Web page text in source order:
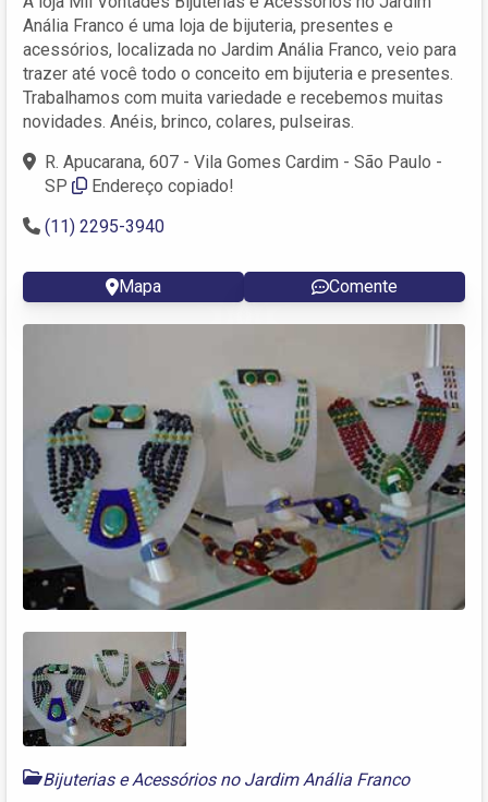
Anália Franco é uma loja de bijuteria, presentes e
acessórios, localizada no Jardim Anália Franco, veio para
trazer até você todo o conceito em bijuteria e presentes.
Trabalhamos com muita variedade e recebemos muitas
novidades. Anéis, brinco, colares, pulseiras.
R. Apucarana, 607 - Vila Gomes Cardim - São Paulo -
SP
Endereço copiado!
(11) 2295-3940
Mapa Comente
Bijuterias e Acessórios no Jardim Anália Franco